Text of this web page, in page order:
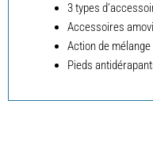
3 types
Accessoires
Action de
Pieds